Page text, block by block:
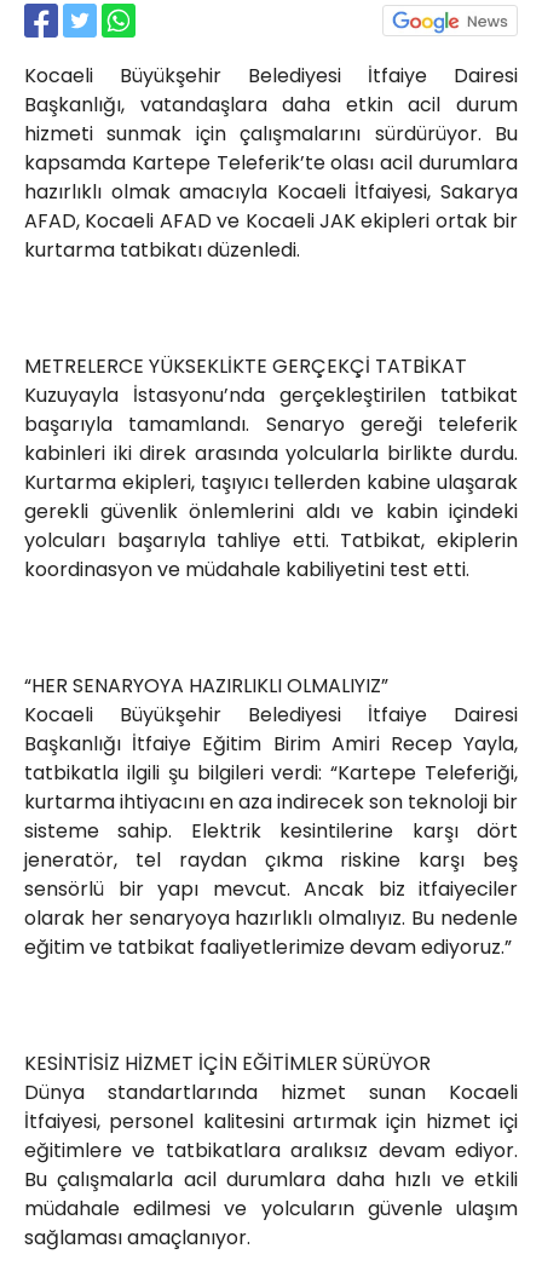
Kocaeli Büyükşehir Belediyesi İtfaiye Dairesi
Başkanlığı, vatandaşlara daha etkin acil durum
hizmeti sunmak için çalışmalarını sürdürüyor. Bu
kapsamda Kartepe Teleferik’te olası acil durumlara
hazırlıklı olmak amacıyla Kocaeli İtfaiyesi, Sakarya
AFAD, Kocaeli AFAD ve Kocaeli JAK ekipleri ortak bir
kurtarma tatbikatı düzenledi.
METRELERCE YÜKSEKLİKTE GERÇEKÇİ TATBİKAT
Kuzuyayla İstasyonu’nda gerçekleştirilen tatbikat
başarıyla tamamlandı. Senaryo gereği teleferik
kabinleri iki direk arasında yolcularla birlikte durdu.
Kurtarma ekipleri, taşıyıcı tellerden kabine ulaşarak
gerekli güvenlik önlemlerini aldı ve kabin içindeki
yolcuları başarıyla tahliye etti. Tatbikat, ekiplerin
koordinasyon ve müdahale kabiliyetini test etti.
“HER SENARYOYA HAZIRLIKLI OLMALIYIZ”
Kocaeli Büyükşehir Belediyesi İtfaiye Dairesi
Başkanlığı İtfaiye Eğitim Birim Amiri Recep Yayla,
tatbikatla ilgili şu bilgileri verdi: “Kartepe Teleferiği,
kurtarma ihtiyacını en aza indirecek son teknoloji bir
sisteme sahip. Elektrik kesintilerine karşı dört
jeneratör, tel raydan çıkma riskine karşı beş
sensörlü bir yapı mevcut. Ancak biz itfaiyeciler
olarak her senaryoya hazırlıklı olmalıyız. Bu nedenle
eğitim ve tatbikat faaliyetlerimize devam ediyoruz.”
KESİNTİSİZ HİZMET İÇİN EĞİTİMLER SÜRÜYOR
Dünya standartlarında hizmet sunan Kocaeli
İtfaiyesi, personel kalitesini artırmak için hizmet içi
eğitimlere ve tatbikatlara aralıksız devam ediyor.
Bu çalışmalarla acil durumlara daha hızlı ve etkili
müdahale edilmesi ve yolcuların güvenle ulaşım
sağlaması amaçlanıyor.
Akkavaklar Caddesi No:17/4 İzmit-
KOCAELİ
kocaelisokak@gmail.com